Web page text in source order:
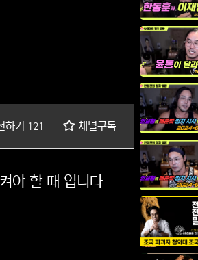
하기 121 채널구독
야 할 때 입니다